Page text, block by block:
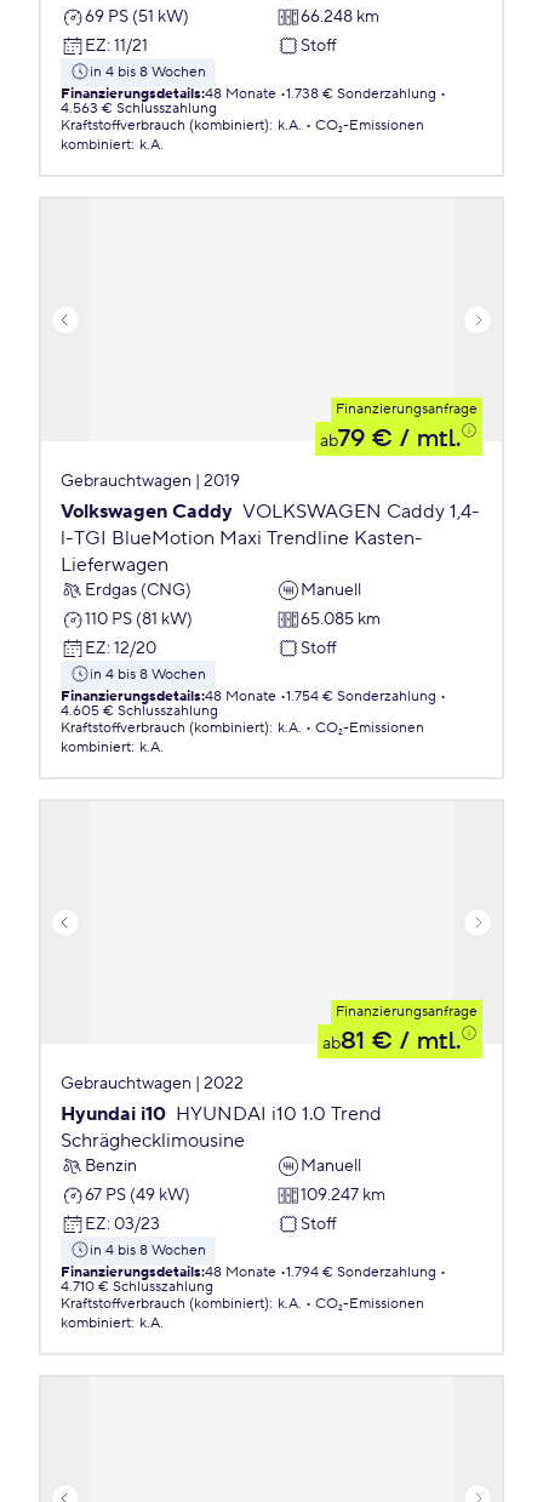
69 PS (51 kW)
66.248 km
EZ: 11/21 Stoff
in 4 bis 8 Wochen
Finanzierungsdetails:48 Monate 1.738 € Sonderzahlung
4.563 € Schlusszahlung
Kraftstoffverbrauch (kombiniert): k.A.
CO₂-Emissionen
kombiniert: k.A.
Finanzierungsanfrage
ab79 € / mtl.
Gebrauchtwagen | 2019
Volkswagen Caddy VOLKSWAGEN Caddy 1,4-
l-TGI BlueMotion Maxi Trendline Kasten-
Lieferwagen
Erdgas (CNG)
Manuell
110 PS (81 kW)
65.085 km
EZ: 12/20 Stoff
in 4 bis 8 Wochen
Finanzierungsdetails:48 Monate 1.754 € Sonderzahlung
4.605 € Schlusszahlung
Kraftstoffverbrauch (kombiniert): k.A.
CO₂-Emissionen
kombiniert: k.A.
Finanzierungsanfrage
ab81 € / mtl.
Gebrauchtwagen | 2022
Hyundai i10 HYUNDAI i10 1.0 Trend
Schräghecklimousine
Benzin
Manuell
67 PS (49 kW)
109.247 km
EZ: 03/23 Stoff
in 4 bis 8 Wochen
Finanzierungsdetails:48 Monate 1.794 € Sonderzahlung
4.710 € Schlusszahlung
Kraftstoffverbrauch (kombiniert): k.A.
CO₂-Emissionen
kombiniert: k.A.